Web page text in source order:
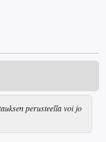
perusteella voi jo